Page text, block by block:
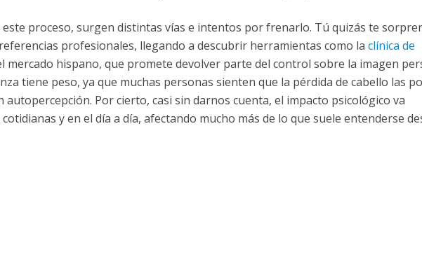
este proceso, surgen distintas vías e intentos por frenarlo. Tú quizás te
profesionales, llegando a descubrir herramientas como la clínica de
mercado hispano, que promete devolver parte del control sobre la imagen
tiene peso, ya que muchas personas sienten que la pérdida de cabello las
autopercepción. Por cierto, casi sin darnos cuenta, el impacto psicológico va
y en el día a día, afectando mucho más de lo que suele entenderse